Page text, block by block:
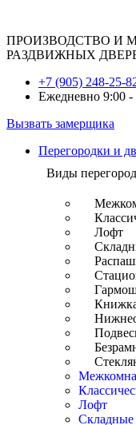
ПРОИЗВОДСТВО И
РАЗДВИЖНЫХ
+7 (905) 248-25-
Ежедневно 9:00 -
Вызвать замерщика
Перегородки и
Виды
Лофт
Лофт
Складные